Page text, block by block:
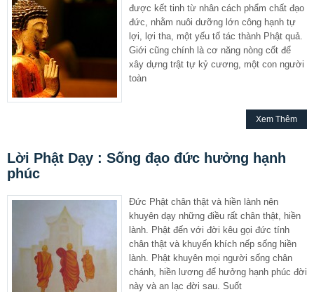
được kết tinh từ nhân cách phẩm chất đạo
đức, nhằm nuôi dưỡng lớn công hạnh tự
lợi, lợi tha, một yếu tố tác thành Phật quả.
Giới cũng chính là cơ năng nòng cốt để
xây dựng trật tự kỷ cương, một con người
toàn
Xem Thêm
Lời Phật Dạy : Sống đạo đức hưởng hạnh
phúc
Đức Phật chân thật và hiền lành nên
khuyên dạy những điều rất chân thật, hiền
lành. Phật đến với đời kêu gọi đức tính
chân thật và khuyến khích nếp sống hiền
lành. Phật khuyên mọi người sống chân
chánh, hiền lương để hưởng hạnh phúc đời
này và an lạc đời sau. Suốt